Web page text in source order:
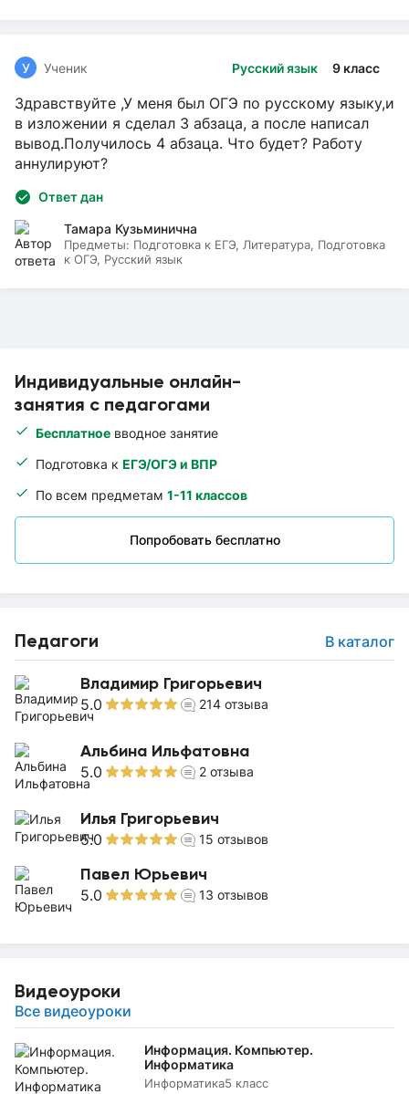
Индивидуальные онлайн-
занятия с педагогами
Бесплатное вводное занятие
Подготовка к ЕГЭ/ОГЭ и ВПР
По всем предметам 1-11 классов
Попробовать бесплатно
Педагоги В каталог
Владимир Григорьевич
5.0 214 отзыва
Альбина Ильфатовна
5.0 2 отзыва
Илья Григорьевич
5.0 15 отзывов
Павел Юрьевич
5.0 13 отзывов
Видеоуроки
Все видеоуроки
Информация. Компьютер.
Информатика
Информатика5 класс
Русский язык 9 класс
У Ученик
Здравствуйте ,У меня был ОГЭ по русскому языку,и
в изложении я сделал 3 абзаца, а после написал
вывод.Получилось 4 абзаца. Что будет? Работу
аннулируют?
Ответ дан
Тамара Кузьминична
Предметы: Подготовка к ЕГЭ, Литература, Подготовка
к ОГЭ, Русский язык